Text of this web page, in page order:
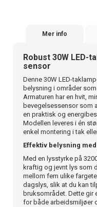
Mer info
Robust 30W LED-
sensor
Denne 30W LED-
belysning i områder
Armaturen har en hvit,
bevegelsessensor som
en praktisk og
Modellen leveres i én
enkel montering i tak
Effektiv belysning
Med en lysstyrke på
kraftig og jevnt lys som
mellom fem ulike
dagslys, slik at du kan
bruksområdet. Dette
for både arbeidsmiljøer